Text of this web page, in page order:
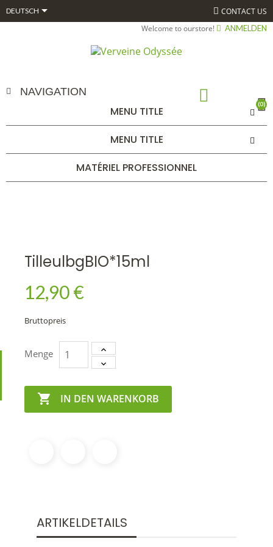
DEUTSCH
CONTACT US
Welcome to ourstore!
ANMELDEN
(0)
NAVIGATION
MENU TITLE
MENU TITLE
MATÉRIEL PROFESSIONNEL
TILLEULBGBIO*15ML
ALPHAGEM GEMMOTHÉRAPIE
BOURGEONS
UNITAIRES 15 ML BIO*
TILLEULBGBIO*15ML
TilleulbgBIO*15ml
12,90 €
Bruttopreis
Menge
 IN DEN WARENKORB
ARTIKELDETAILS